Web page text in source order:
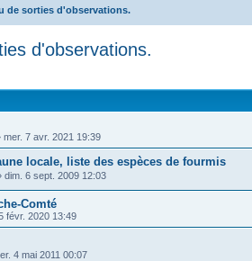
de sorties d'observations.
d'observations.
mer. 7 avr. 2021 19:39
locale, liste des espèces de fourmis
dim. 6 sept. 2009 12:03
Comté
févr. 2020 13:49
4 mai 2011 00:07